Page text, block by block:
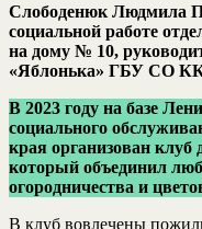
Слободенюк Людмила
социальной работе
на дому № 10,
«Яблонька» ГБУ СО
В 2023 году на базе
социального
края организован
который объединил
огородничества и
В клуб вовлечены